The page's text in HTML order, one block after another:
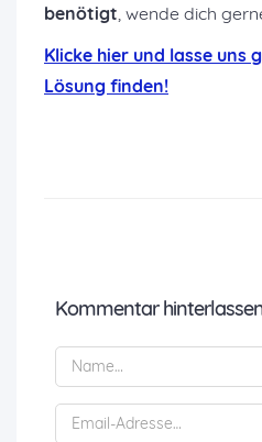
benötigt , wende dich
Klicke hier und lasse uns
Lösung finden!
Kommentar